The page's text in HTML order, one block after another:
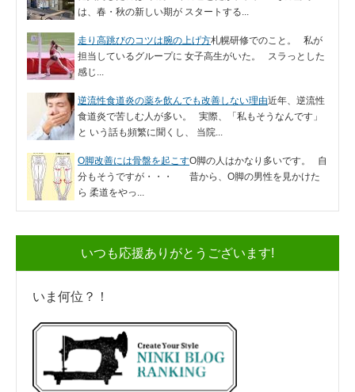
は、春・秋の新しい期が スタートする...
走り高跳びのコツは腕の上げ方札幌研修でのこと。 私が
担当しているグループに 女子高生がいた。 スラっとした
感じ...
逆流性食道炎の薬を飲んでも改善しない理由近年、逆流性
食道炎で苦しむ人が多い。 実際、「私もそうなんです」
と いう話も頻繁に聞くし、 当院...
O脚改善には骨盤を起こすO脚の人はかなり多いです。 自
分もそうですが・・・ 昔から、O脚の男性を見かけた
ら 柔道をやっ...
いつも応援ありがとうございます!
いま何位？！